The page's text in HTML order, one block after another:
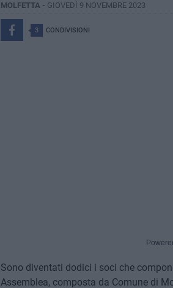
MOLFETTA - GIOVEDÌ 9 NOVEMBRE 2023
3 CONDIVISIONI
Sono diventati dodici i soci che
Assemblea, composta da Comune di